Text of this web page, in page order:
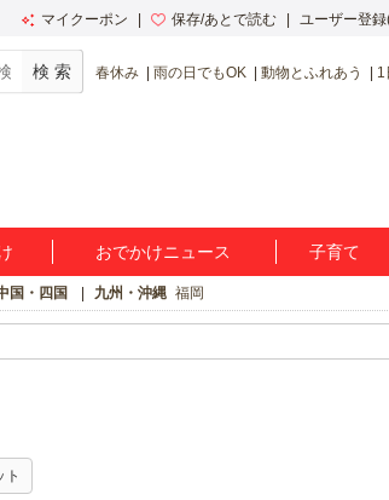
マイクーポン 保存/あとで読む ユーザー登
春休み 雨の日でもOK 動物とふれあう 1
おでかけニュース 子育て
国・四国 九州・沖縄 福岡
ト